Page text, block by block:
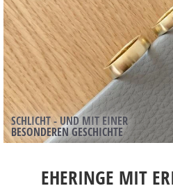
SCHLICHT - UND MIT EINER
BESONDEREN GESCHICHTE
EHERINGE MIT